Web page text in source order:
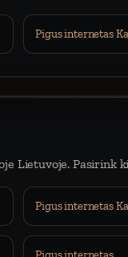
Pigus internetas
Lietuvoje. Pasirink
Pigus internetas